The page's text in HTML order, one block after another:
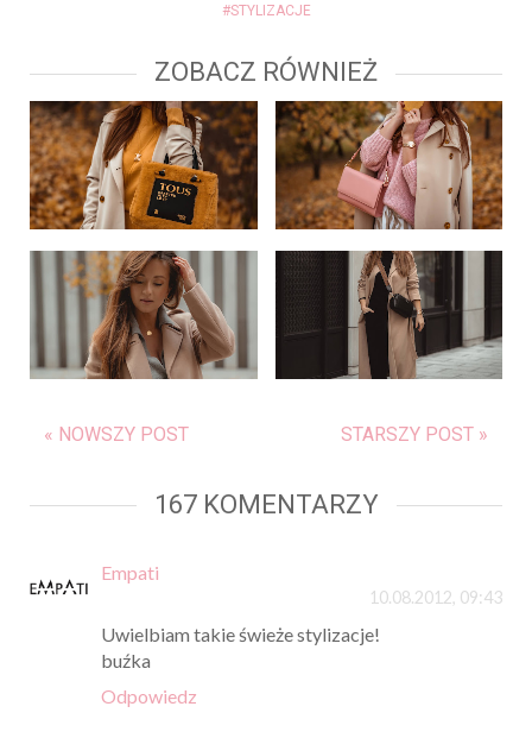
#STYLIZACJE
ZOBACZ RÓWNIEŻ
« NOWSZY POST STARSZY POST »
167 KOMENTARZY
Empati
10.08.2012, 09:43
Uwielbiam takie świeże stylizacje!
buźka
Odpowiedz